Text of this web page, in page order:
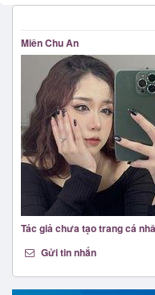
Miên Chu An
Tác giả chưa tạo trang cá
Gửi tin nhắn